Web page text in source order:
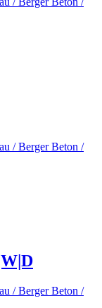
/ Berger Beton /
/ Berger Beton /